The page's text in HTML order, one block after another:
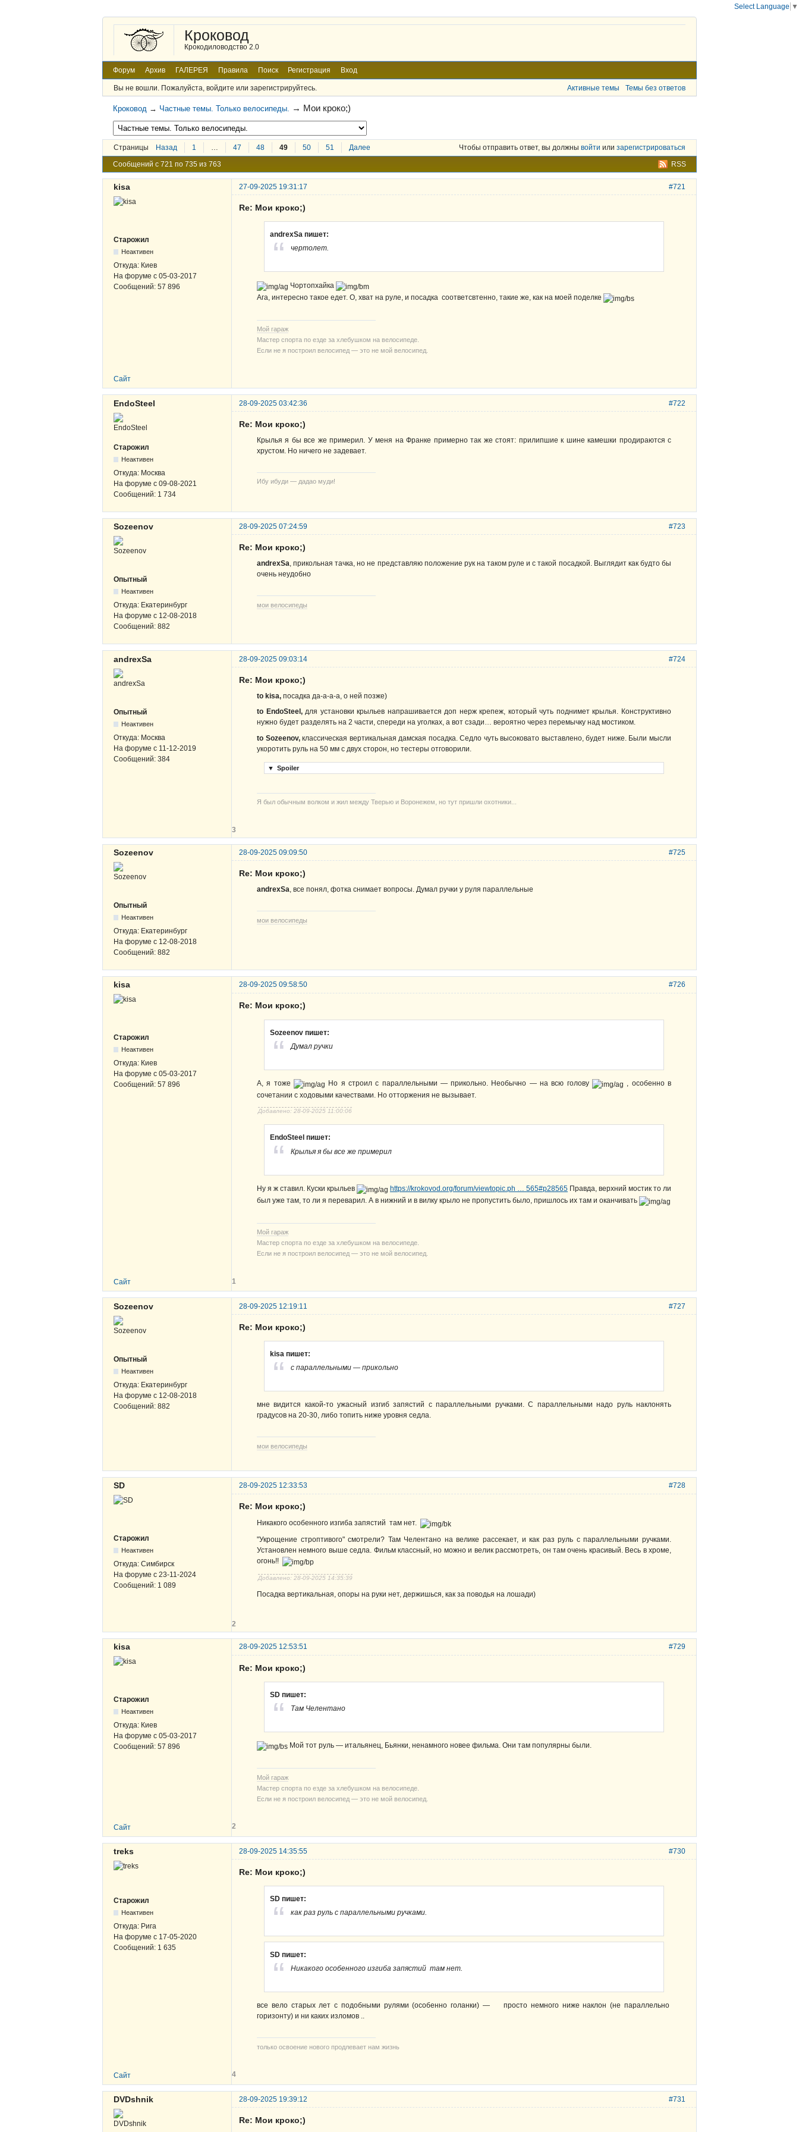
Кроковод
Крокодиловодство 2.0
Форум Архив ГАЛЕРЕЯ Правила Поиск Регистрация Вход
Вы не вошли. Пожалуйста, войдите или зарегистрируйтесь. Активные темы Темы без ответов
Кроковод → Частные темы. Только велосипеды. → Мои кроко;)
Страницы Назад 1 … 47 48 49 50 51 Далее Чтобы отправить ответ, вы должны войти или зарегистрироваться
RSS
Сообщений с 721 по 735 из 763
#721
kisa 27-09-2025 19:31:17
Старожил
Неактивен
Откуда: Киев
На форуме с 05-03-2017
Сообщений: 57 896
Re: Мои кроко;)
andrexSa пишет:
чертолет.
Чортопхайка
Ага, интересно такое едет. О, хват на руле, и посадка соответсвтенно, такие же, как на моей поделке
Мой гараж
Мастер спорта по езде за хлебушком на велосипеде.
Если не я построил велосипед — это не мой велосипед.
Сайт
#722
EndoSteel 28-09-2025 03:42:36
Старожил
Неактивен
Откуда: Москва
На форуме с 09-08-2021
Сообщений: 1 734
Re: Мои кроко;)
Крылья я бы все же примерил. У меня на Франке примерно так же стоят: прилипшие к шине камешки продираются с
хрустом. Но ничего не задевает.
Ибу ибуди — дадао муди!
#723
Sozeenov 28-09-2025 07:24:59
Опытный
Неактивен
Откуда: Екатеринбург
На форуме с 12-08-2018
Сообщений: 882
Re: Мои кроко;)
andrexSa, прикольная тачка, но не представляю положение рук на таком руле и с такой посадкой. Выглядит как будто бы
очень неудобно
мои велосипеды
#724
andrexSa 28-09-2025 09:03:14
Опытный
Неактивен
Откуда: Москва
На форуме с 11-12-2019
Сообщений: 384
Re: Мои кроко;)
to kisa, посадка да-а-а-а, о ней позже)
to EndoSteel,для установки крыльев напрашивается доп нерж крепеж, который чуть поднимет крылья. Конструктивно
нужно будет разделять на 2 части, спереди на уголках, а вот сзади… вероятно через перемычку над мостиком.
to Sozeenov,классическая вертикальная дамская посадка. Седло чуть высоковато выставлено, будет ниже. Были мысли
укоротить руль на 50 мм с двух сторон, но тестеры отговорили.
▼ Spoiler
Я был обычным волком и жил между Тверью и Воронежем, но тут пришли охотники...
3
#725
Sozeenov 28-09-2025 09:09:50
Опытный
Неактивен
Откуда: Екатеринбург
На форуме с 12-08-2018
Сообщений: 882
Re: Мои кроко;)
andrexSa, все понял, фотка снимает вопросы. Думал ручки у руля параллельные
мои велосипеды
#726
kisa 28-09-2025 09:58:50
Старожил
Неактивен
Откуда: Киев
На форуме с 05-03-2017
Сообщений: 57 896
Re: Мои кроко;)
Sozeenov пишет:
Думал ручки
А, я тоже Но я строил с параллельными — прикольно. Необычно — на всю голову
, особенно в
сочетании с ходовыми качествами. Но отторжения не вызывает.
Добавлено: 28-09-2025 11:00:06
EndoSteel пишет:
Крылья я бы все же примерил
Ну я ж ставил. Куски крыльев https://krokovod.org/forum/viewtopic.ph … 565#p28565 Правда, верхний мостик то ли
был уже там, то ли я переварил. А в нижний и в вилку крыло не пропустить было, пришлось их там и оканчивать
Мой гараж
Мастер спорта по езде за хлебушком на велосипеде.
Если не я построил велосипед — это не мой велосипед.
Сайт 1
#727
Sozeenov 28-09-2025 12:19:11
Опытный
Неактивен
Откуда: Екатеринбург
На форуме с 12-08-2018
Сообщений: 882
Re: Мои кроко;)
kisa пишет:
с параллельными — прикольно
мне видится какой-то ужасный изгиб запястий с параллельными ручками. С параллельными надо руль наклонять
градусов на 20-30, либо топить ниже уровня седла.
мои велосипеды
#728
SD 28-09-2025 12:33:53
Старожил
Неактивен
Откуда: Симбирск
На форуме с 23-11-2024
Сообщений: 1 089
Re: Мои кроко;)
Никакого особенного изгиба запястий там нет.
"Укрощение строптивого" смотрели? Там Челентано на велике рассекает, и как раз руль с параллельными ручками.
Установлен немного выше седла. Фильм классный, но можно и велик рассмотреть, он там очень красивый. Весь в хроме,
огонь!!
Добавлено: 28-09-2025 14:35:39
Посадка вертикальная, опоры на руки нет, держишься, как за поводья на лошади)
2
#729
kisa 28-09-2025 12:53:51
Старожил
Неактивен
Откуда: Киев
На форуме с 05-03-2017
Сообщений: 57 896
Re: Мои кроко;)
SD пишет:
Там Челентано
Мой тот руль — итальянец, Бьянки, ненамного новее фильма. Они там популярны были.
Мой гараж
Мастер спорта по езде за хлебушком на велосипеде.
Если не я построил велосипед — это не мой велосипед.
Сайт 2
#730
treks 28-09-2025 14:35:55
Старожил
Неактивен
Откуда: Рига
На форуме с 17-05-2020
Сообщений: 1 635
Re: Мои кроко;)
SD пишет:
как раз руль с параллельными ручками.
SD пишет:
Никакого особенного изгиба запястий там нет.
все вело старых лет с подобными рулями (особенно голанки) — просто немного ниже наклон (не параллельно
горизонту) и ни каких изломов ..
только освоение нового продлевает нам жизнь
Сайт 4
#731
DVDshnik 28-09-2025 19:39:12
Re: Мои кроко;)
Select Language ▼